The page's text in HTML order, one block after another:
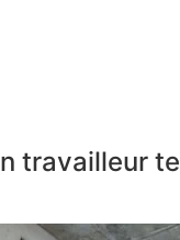
travailleur